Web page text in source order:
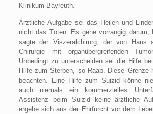
Klinikum Bayreuth.
Ärztliche Aufgabe sei das Heilen und
nicht das Töten. Es gehe vorrangig darum,
sagte der Viszeralchirurg, der von Haus
Chirurgie mit organübergreifenden
Unbedingt zu unterscheiden sei die Hilfe
Hilfe zum Sterben, so Raab. Diese Grenze
beachten. Eine Hilfe zum Suizid könne
auch niemals ein kommerzielles
Assistenz beim Suizid keine ärztliche
ergebe sich aus der Ehrfurcht vor dem